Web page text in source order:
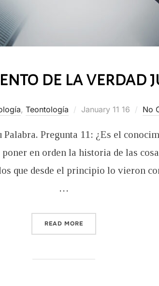
de la verdad
, Teontología
Posted
January 11 16 No
Pregunta 11: ¿Es el
en orden la historia de las
que desde el principio lo vieron
…
READ MORE